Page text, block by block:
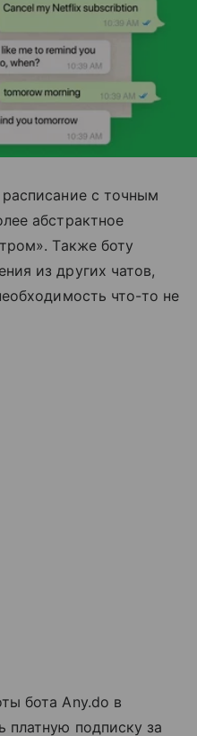
с точным
абстрактное
Также боту
из других чатов,
что-то не
бота Any.do в
подписку за